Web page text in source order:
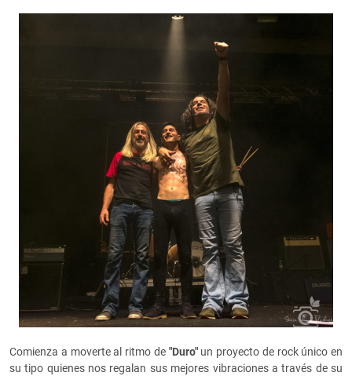
Comienza a moverte al ritmo de "Duro" un proyecto de rock único en
su tipo quienes nos regalan sus mejores vibraciones a través de su